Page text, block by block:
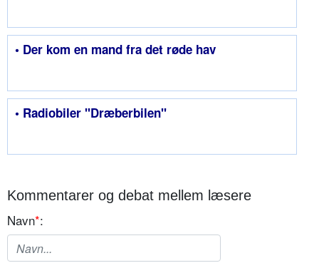
• Der kom en mand fra det røde hav
• Radiobiler "Dræberbilen"
Kommentarer og debat mellem læsere
Navn*: